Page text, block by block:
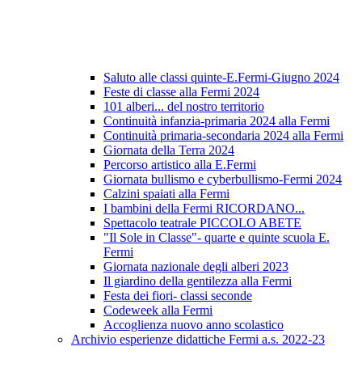
Saluto alle classi quinte-E.Fermi-Giugno 2024
Feste di classe alla Fermi 2024
101 alberi... del nostro territorio
Continuità infanzia-primaria 2024 alla Fermi
Continuità primaria-secondaria 2024 alla Fermi
Giornata della Terra 2024
Percorso artistico alla E.Fermi
Giornata bullismo e cyberbullismo-Fermi 2024
Calzini spaiati alla Fermi
I bambini della Fermi RICORDANO...
Spettacolo teatrale PICCOLO ABETE
"Il Sole in Classe"- quarte e quinte scuola E.
Fermi
Giornata nazionale degli alberi 2023
Il giardino della gentilezza alla Fermi
Festa dei fiori- classi seconde
Codeweek alla Fermi
Accoglienza nuovo anno scolastico
Archivio esperienze didattiche Fermi a.s. 2022-23